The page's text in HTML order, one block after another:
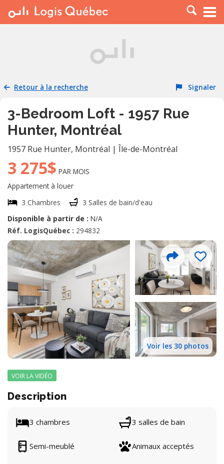
À LOUER
PLACER UNE ANNONCE
RESSOURCES
Retour à la recherche Signaler
3-Bedroom Loft - 1957 Rue
Hunter, Montréal
1957 Rue Hunter, Montréal | Île-de-Montréal
3 275$ PAR MOIS
Appartement à louer
3 Chambres
3 Salles de bain/d'eau
Disponible à partir de : N/A
Réf. LogisQuébec : 294832
Voir les 30 photos
VOIR LA VIDÉO
Description
3 chambres 3 salles de bain
Semi-meublé Animaux acceptés